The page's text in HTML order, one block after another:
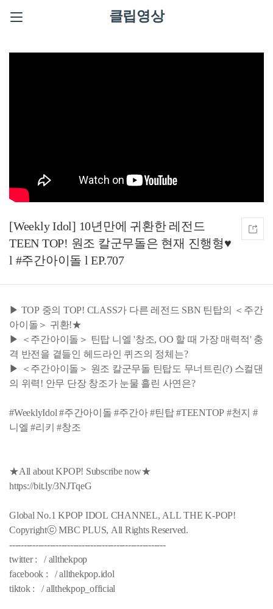
클립영상
[Weekly Idol] 10년만에 귀환한 레전드
TEEN TOP! 원조 칼군무돌은 현재 진행형♥
l #주간아이돌 l EP.707
▶ TOP 중의 TOP! CLASS가 다른 레전드 SBN 틴탑의 ＜주간
아이돌＞ 귀환!★
▶ ＜주간아이돌＞ 틴탑 니엘 '창조, OO 할 때 가장 매력적' 충
격 반전을 곁들인 헤드라인 퀴즈의 정체는?
▶ ＜주간아이돌＞ 원조 칼군무돌 틴탑도 무너트린(?) 스컬댄
의 위력! 안무 단장 창조가 눈물 흘린 사연은?
#WeeklyIdol #주간아이돌 #주간아 #틴탑 #TEENTOP #천지 #
니엘 #리키 #창조
★All about KPOP! Subscribe now★
https://bit.ly/3NJTqeG
Global No.1 KPOP IDOL CHANNEL, ALL THE K-POP!
Copyrightⓒ MBC PLUS, All Rights Reserved.
------------------------------------------------------
twitter : / allthekpop
facebook : / allthekpop.idol
tiktok : / allthekpop_official